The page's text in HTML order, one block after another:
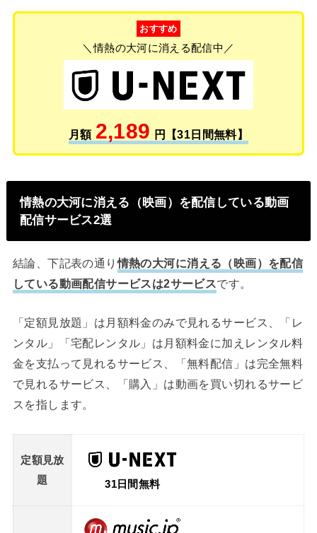
おすすめ
＼情熱の大河に消える配信中／
月額 2,189 円【31日間無料】
情熱の大河に消える（映画）を配信している動画
配信サービス2選
結論、下記表の通り情熱の大河に消える（映画）を配信
している動画配信サービスは2サービスです。
「定額見放題」は月額料金のみで見れるサービス、「レ
ンタル」「宅配レンタル」は月額料金に加えレンタル料
金を支払って見れるサービス、「無料配信」は完全無料
で見れるサービス、「購入」は動画を買い切れるサービ
スを指します。
定額見放
題
31日間無料